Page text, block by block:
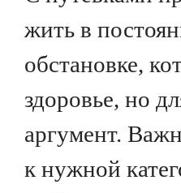
жить в
обстановке,
здоровье, но
аргумент.
к нужной